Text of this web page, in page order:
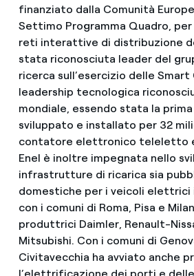
finanziato dalla Comunità
Settimo Programma Quadro,
reti interattive di distribuzione
stata riconosciuta leader del
ricerca sull’esercizio delle Smart
leadership tecnologica
mondiale, essendo stata la
sviluppato e installato per 32
contatore elettronico teleletto
Enel è inoltre impegnata nello
infrastrutture di ricarica sia
domestiche per i veicoli elettrici
con i comuni di Roma, Pisa e
produttrici Daimler, Renault-
Mitsubishi. Con i comuni di
Civitavecchia ha avviato anche
l’elettrificazione dei porti e